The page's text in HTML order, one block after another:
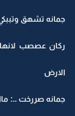
جمانه تشهق
ركان عصصب
الارض
جمانه صررخت ..: